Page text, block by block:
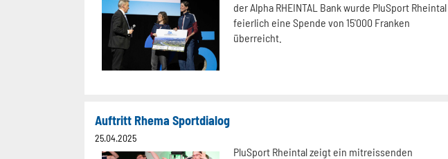
der Alpha RHEINTAL Bank wurde PluSport Rheintal
feierlich eine Spende von 15'000 Franken
überreicht.
Auftritt Rhema Sportdialog
25.04.2025
PluSport Rheintal zeigt ein mitreissenden